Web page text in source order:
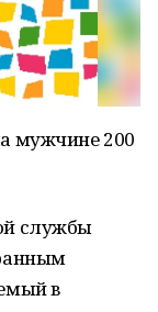
мужчине 200
службы
в